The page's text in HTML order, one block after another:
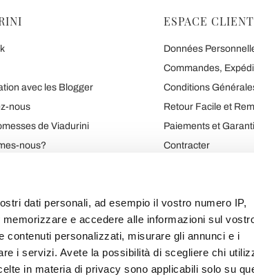
dati personali, ad esempio il vostro numero IP,
e accedere alle informazioni sul
contenuti personalizzati, misurare gli annunci e i
i servizi. Avete la possibilità di scegliere chi
in materia di privacy sono applicabili solo su
avec les Blogger
nous
de Viadurini
nous?
ESPACE CLIENT
Données
Commandes,
Conditions
Retour Facile et
Paiements et
Contracter